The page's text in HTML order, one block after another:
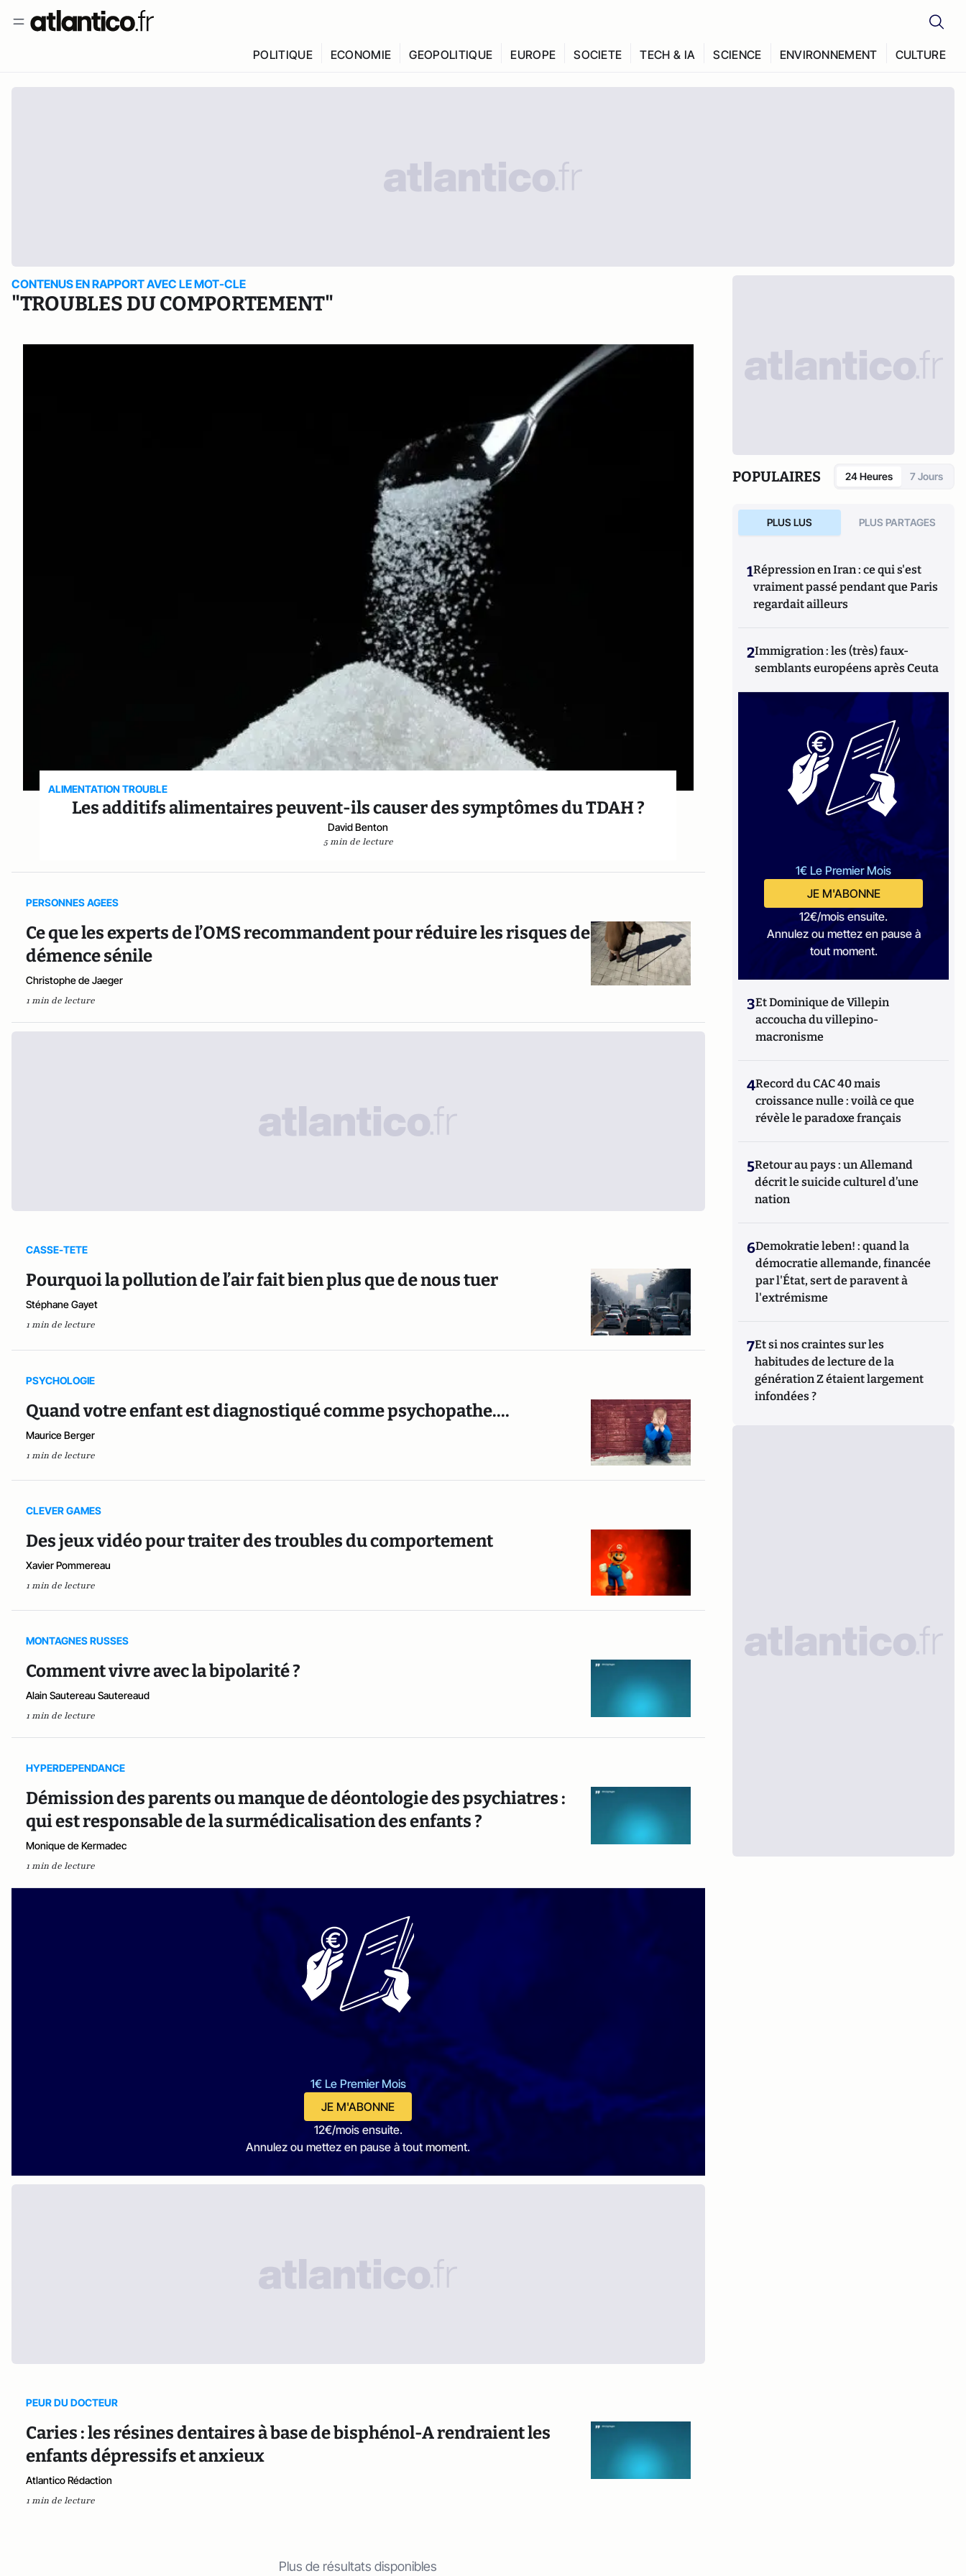
POLITIQUE ECONOMIE GEOPOLITIQUE EUROPE SOCIETE TECH & IA SCIENCE ENVIRONNEMENT CULTURE
CONTENUS EN RAPPORT AVEC LE MOT-CLE
"TROUBLES DU COMPORTEMENT"
ALIMENTATION TROUBLE
Les additifs alimentaires peuvent-ils causer des symptômes du TDAH ?
David Benton
5 min de lecture
PERSONNES AGEES
Ce que les experts de l’OMS recommandent pour réduire les risques de
démence sénile
Christophe de Jaeger
1 min de lecture
CASSE-TETE
Pourquoi la pollution de l’air fait bien plus que de nous tuer
Stéphane Gayet
1 min de lecture
PSYCHOLOGIE
Quand votre enfant est diagnostiqué comme psychopathe....
Maurice Berger
1 min de lecture
CLEVER GAMES
Des jeux vidéo pour traiter des troubles du comportement
Xavier Pommereau
1 min de lecture
MONTAGNES RUSSES
Comment vivre avec la bipolarité ?
Alain Sautereau Sautereaud
1 min de lecture
HYPERDEPENDANCE
Démission des parents ou manque de déontologie des psychiatres :
qui est responsable de la surmédicalisation des enfants ?
Monique de Kermadec
1 min de lecture
1€ Le Premier Mois
JE M'ABONNE
12€/mois ensuite.
Annulez ou mettez en pause à tout moment.
PEUR DU DOCTEUR
Caries : les résines dentaires à base de bisphénol-A rendraient les
enfants dépressifs et anxieux
Atlantico Rédaction
1 min de lecture
Plus de résultats disponibles
POPULAIRES 24 Heures 7 Jours
PLUS LUS PLUS PARTAGES
1Répression en Iran : ce qui s'est
vraiment passé pendant que Paris
regardait ailleurs
2Immigration : les (très) faux-
semblants européens après Ceuta
1€ Le Premier Mois
JE M'ABONNE
12€/mois ensuite.
Annulez ou mettez en pause à
tout moment.
3Et Dominique de Villepin
accoucha du villepino-
macronisme
4Record du CAC 40 mais
croissance nulle : voilà ce que
révèle le paradoxe français
5Retour au pays : un Allemand
décrit le suicide culturel d’une
nation
6Demokratie leben! : quand la
démocratie allemande, financée
par l'État, sert de paravent à
l'extrémisme
7Et si nos craintes sur les
habitudes de lecture de la
génération Z étaient largement
infondées ?